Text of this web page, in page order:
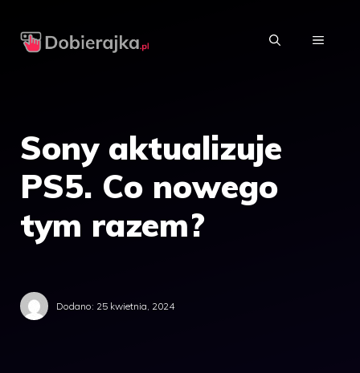
MENU
Sony aktualizuje
PS5. Co nowego
tym razem?
Dodano: 25 kwietnia, 2024